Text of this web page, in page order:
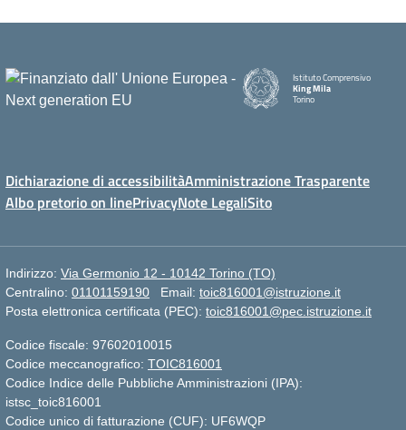
Istituto Comprensivo
King Mila
Torino
Dichiarazione di accessibilitàAmministrazione Trasparente
Albo pretorio on linePrivacyNote LegaliSito
Indirizzo: Via Germonio 12 - 10142 Torino (TO)
Centralino: 01101159190 Email: toic816001@istruzione.it
Posta elettronica certificata (PEC): toic816001@pec.istruzione.it
Codice fiscale: 97602010015
Codice meccanografico: TOIC816001
Codice Indice delle Pubbliche Amministrazioni (IPA):
istsc_toic816001
Codice unico di fatturazione (CUF): UF6WQP